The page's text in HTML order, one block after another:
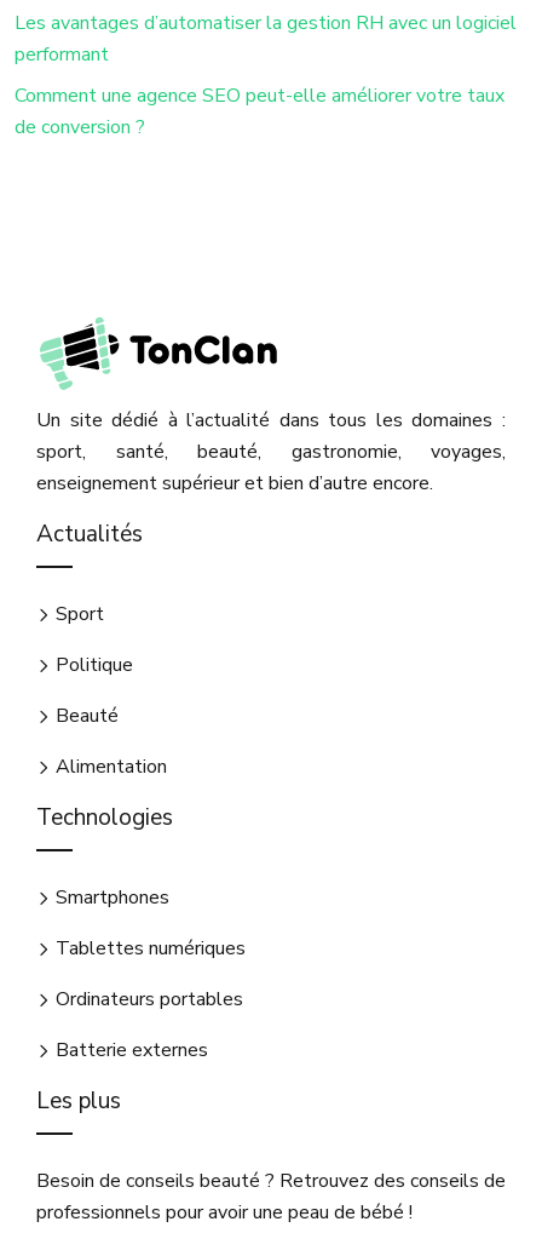
Les avantages d’automatiser la gestion RH avec un logiciel
performant
Comment une agence SEO peut-elle améliorer votre taux
de conversion ?
Un site dédié à l’actualité dans tous les domaines :
sport, santé, beauté, gastronomie, voyages,
enseignement supérieur et bien d’autre encore.
Actualités
Sport
Politique
Beauté
Alimentation
Technologies
Smartphones
Tablettes numériques
Ordinateurs portables
Batterie externes
Les plus
Besoin de conseils beauté ? Retrouvez des conseils de
professionnels pour avoir une peau de bébé !